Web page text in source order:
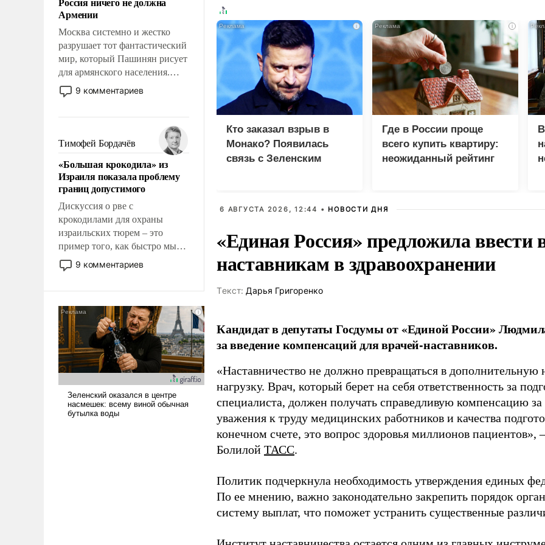
уязвимости США, например,
перед Китаем.
Армении
Москва системно и жестко
разрушает тот фантастический
мир, который Пашинян рисует
для армянского населения.
Мир, где этому населению все
должны просто по
политические прожекты будут
беспрекословно оплачиваться
за счет российских
налогоплательщиков и где за
свои поступки не нужно
отвечать.
9 комментариев
Тимофей Бордачёв
«Большая крокодила» из
Израиля показала проблему
границ допустимого
Дискуссия о рве с
крокодилами для охраны
израильских тюрем – это
пример того, как быстро мы
двигаемся по пути
революционных изменений.
псевдонаучной фантастики,
стало всерьез обсуждаемой
идеей.
9 комментариев
i
Кто заказал взрыв в
Монако? Появилась
связь с Зеленским
i
Где в России проще
всего купить квартиру:
неожиданный рейтинг
6 АВГУСТА 2026, 12:44 • НОВОСТИ ДНЯ
«Единая Россия» предложила
наставникам в здравоохранении
Tекст: Дарья Григоренко
Кандидат в депутаты Госдумы от «Единой России»
за введение компенсаций для врачей-наставников.
«Наставничество не должно превращаться в дополнительную
нагрузку. Врач, который берет на себя ответственность за
специалиста, должен получать справедливую компенсацию за
уважения к труду медицинских работников и качества
конечном счете, это вопрос здоровья миллионов пациентов»,
Болилой ТАСС.
Политик подчеркнула необходимость утверждения единых
По ее мнению, важно законодательно закрепить порядок
систему выплат, что поможет устранить существенные